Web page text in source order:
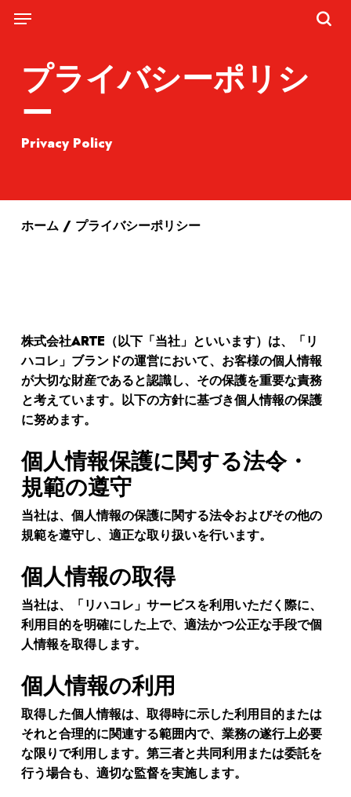
Skip
content
Menu
プライバシーポリシ
ー
Privacy Policy
ホーム/ プライバシーポリシー
株式会社ARTE（以下「当社」といいます）は、「リ
ハコレ」ブランドの運営において、お客様の個人情報
が大切な財産であると認識し、その保護を重要な責務
と考えています。以下の方針に基づき個人情報の保護
に努めます。
個人情報保護に関する法令・
規範の遵守
当社は、個人情報の保護に関する法令およびその他の
規範を遵守し、適正な取り扱いを行います。
個人情報の取得
当社は、「リハコレ」サービスを利用いただく際に、
利用目的を明確にした上で、適法かつ公正な手段で個
人情報を取得します。
個人情報の利用
取得した個人情報は、取得時に示した利用目的または
それと合理的に関連する範囲内で、業務の遂行上必要
な限りで利用します。第三者と共同利用または委託を
行う場合も、適切な監督を実施します。
Menu